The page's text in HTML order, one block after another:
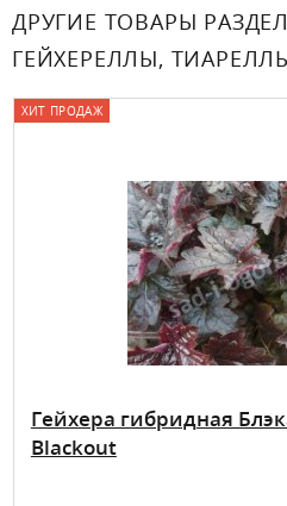
ДРУГИЕ ТОВАРЫ
ГЕЙХЕРЕЛЛЫ,
ХИТ ПРОДАЖ
Гейхера гибридная
Blackout